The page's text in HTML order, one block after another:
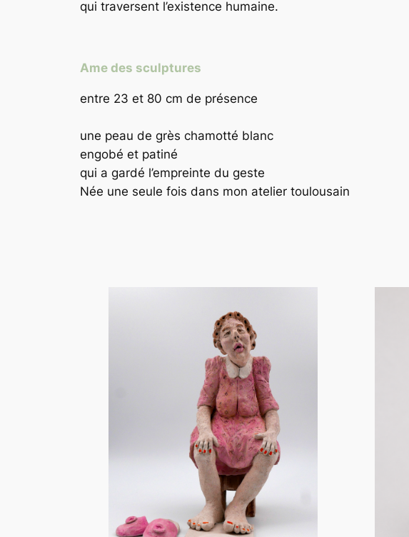
qui traversent l’existence humaine.
Ame des sculptures
entre 23 et 80 cm de présence
une peau de grès chamotté blanc
engobé et patiné
qui a gardé l’empreinte du geste
Née une seule fois dans mon atelier toulousain